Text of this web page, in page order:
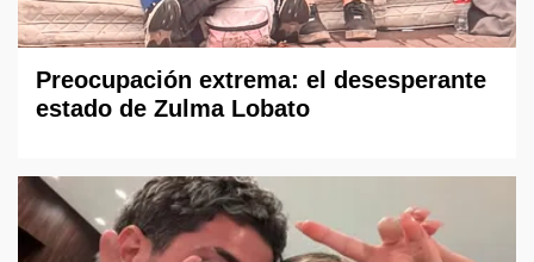
Preocupación extrema: el desesperante
estado de Zulma Lobato